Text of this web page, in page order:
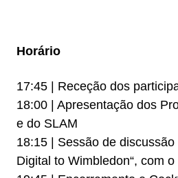
Horário
17:45 | Receção dos
18:00 | Apresentação dos
e do SLAM
18:15 | Sessão de discussão
Digital to Wimbledon“, com